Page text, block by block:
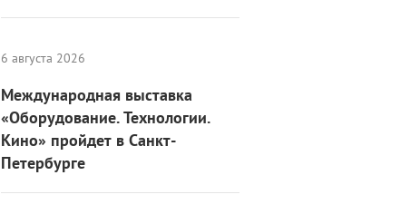
6 августа 2026
Международная выставка
«Оборудование. Технологии.
Кино» пройдет в Санкт-
Петербурге